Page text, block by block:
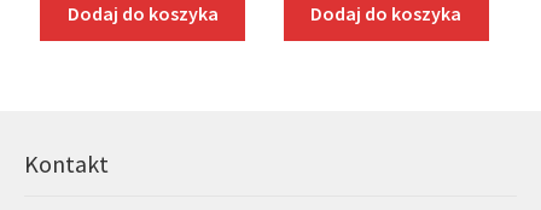
Dodaj do koszyka Dodaj do koszyka
Kontakt